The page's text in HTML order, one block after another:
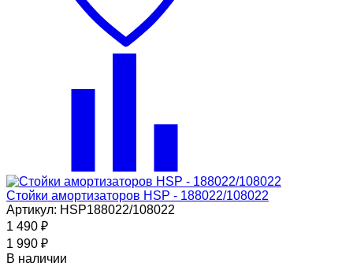
Стойки амортизаторов HSP - 188022/108022
Артикул: HSP188022/108022
1 490 ₽
1 990 ₽
В наличии